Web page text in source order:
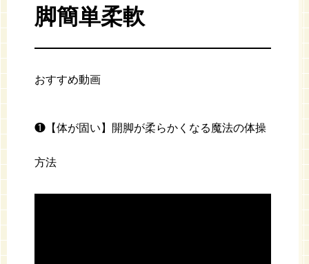
脚簡単柔軟
おすすめ動画
❶【体が固い】開脚が柔らかくなる魔法の体操
方法